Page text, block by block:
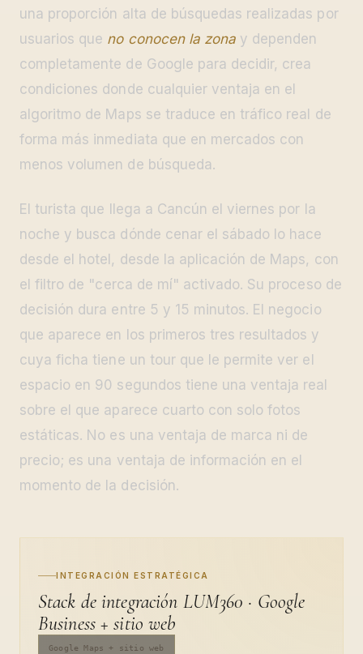
una proporción alta de búsquedas realizadas por
usuarios que no conocen la zona y dependen
completamente de Google para decidir, crea
condiciones donde cualquier ventaja en el
algoritmo de Maps se traduce en tráfico real de
forma más inmediata que en mercados con
menos volumen de búsqueda.
El turista que llega a Cancún el viernes por la
noche y busca dónde cenar el sábado lo hace
desde el hotel, desde la aplicación de Maps, con
el filtro de "cerca de mí" activado. Su proceso de
decisión dura entre 5 y 15 minutos. El negocio
que aparece en los primeros tres resultados y
cuya ficha tiene un tour que le permite ver el
espacio en 90 segundos tiene una ventaja real
sobre el que aparece cuarto con solo fotos
estáticas. No es una ventaja de marca ni de
precio; es una ventaja de información en el
momento de la decisión.
INTEGRACIÓN ESTRATÉGICA
Stack de integración LUM360 · Google
Business + sitio web
Google Maps + sitio web